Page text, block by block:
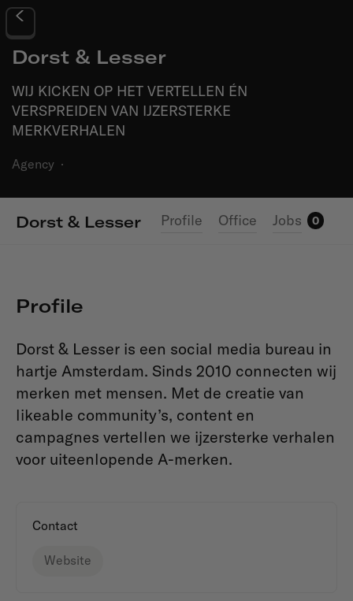
Dorst & Lesser
WIJ KICKEN OP HET VERTELLEN ÉN
VERSPREIDEN VAN IJZERSTERKE
MERKVERHALEN
Agency ·
Dorst & Lesser Profile Office Jobs 0
Profile
Dorst & Lesser is een social media bureau in
hartje Amsterdam. Sinds 2010 connecten wij
merken met mensen. Met de creatie van
likeable community’s, content en
campagnes vertellen we ijzersterke verhalen
voor uiteenlopende A-merken.
Contact
Website